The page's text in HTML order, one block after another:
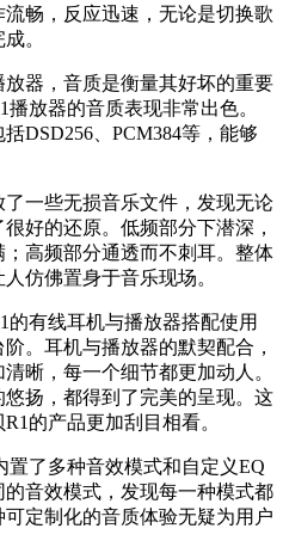
畅，反应迅速，无论是切换歌
。
器，音质是衡量其好坏的重要
放器的音质表现非常出色。
DSD256、PCM384等，能够
一些无损音乐文件，发现无论
好的还原。低频部分下潜深，
高频部分通透而不刺耳。整体
仿佛置身于音乐现场。
有线耳机与播放器搭配使用
。耳机与播放器的默契配合，
晰，每一个细节都更加动人。
扬，都得到了完美的呈现。这
的产品更加刮目相看。
了多种音效模式和自定义EQ
音效模式，发现每一种模式都
定制化的音质体验无疑为用户